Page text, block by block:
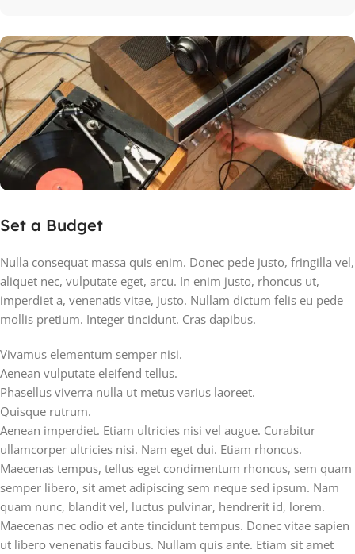
Set a Budget
Nulla consequat massa quis enim. Donec pede justo, fringilla vel,
aliquet nec, vulputate eget, arcu. In enim justo, rhoncus ut,
imperdiet a, venenatis vitae, justo. Nullam dictum felis eu pede
mollis pretium. Integer tincidunt. Cras dapibus.
Vivamus elementum semper nisi.
Aenean vulputate eleifend tellus.
Phasellus viverra nulla ut metus varius laoreet.
Quisque rutrum.
Aenean imperdiet. Etiam ultricies nisi vel augue. Curabitur
ullamcorper ultricies nisi. Nam eget dui. Etiam rhoncus.
Maecenas tempus, tellus eget condimentum rhoncus, sem quam
semper libero, sit amet adipiscing sem neque sed ipsum. Nam
quam nunc, blandit vel, luctus pulvinar, hendrerit id, lorem.
Maecenas nec odio et ante tincidunt tempus. Donec vitae sapien
ut libero venenatis faucibus. Nullam quis ante. Etiam sit amet